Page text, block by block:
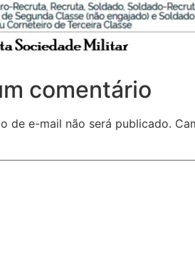
comentário
de e-mail não será publicado.